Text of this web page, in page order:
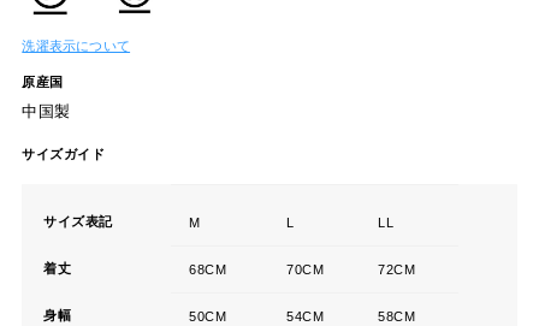
洗濯表示について
原産国
中国製
サイズガイド
サイズ表記 M
着丈 68CM 70CM 72CM
身幅 50CM 54CM 58CM